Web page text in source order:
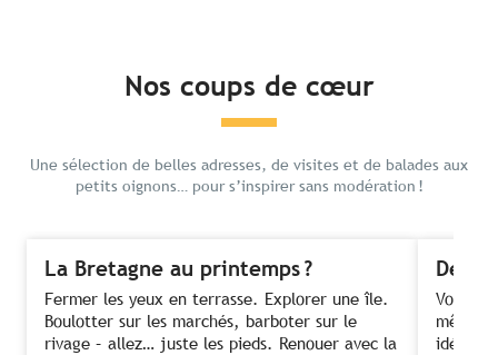
Nos coups de cœur
Une sélection de belles adresses, de visites et de balades aux
petits oignons… pour s’inspirer sans modération !
La Bretagne au printemps ?
Fermer les yeux en terrasse. Explorer une île.
Boulotter sur les marchés, barboter sur le
rivage – allez… juste les pieds. Renouer avec la
Des
Voir
même
idée !